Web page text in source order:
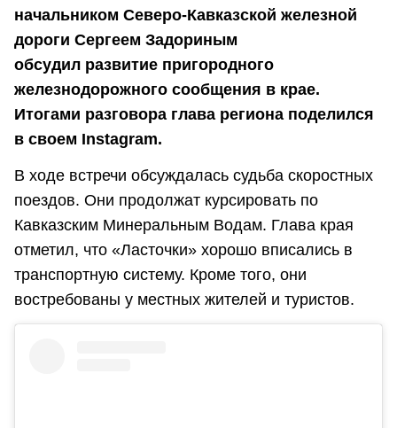
начальником Северо-Кавказской железной
дороги Сергеем Задориным
обсудил развитие пригородного
железнодорожного сообщения в крае.
Итогами разговора глава региона поделился
в своем Instagram.
В ходе встречи обсуждалась судьба скоростных
поездов. Они продолжат курсировать по
Кавказским Минеральным Водам. Глава края
отметил, что «Ласточки» хорошо вписались в
транспортную систему. Кроме того, они
востребованы у местных жителей и туристов.